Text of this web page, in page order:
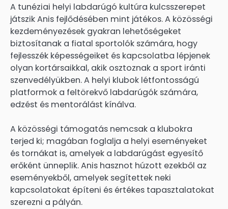
A tunéziai helyi labdarúgó kultúra kulcsszerepet
játszik Anis fejlődésében mint játékos. A közösségi
kezdeményezések gyakran lehetőségeket
biztosítanak a fiatal sportolók számára, hogy
fejlesszék képességeiket és kapcsolatba lépjenek
olyan kortársaikkal, akik osztoznak a sport iránti
szenvedélyükben. A helyi klubok létfontosságú
platformok a feltörekvő labdarúgók számára,
edzést és mentorálást kínálva.
A közösségi támogatás nemcsak a klubokra
terjed ki; magában foglalja a helyi eseményeket
és tornákat is, amelyek a labdarúgást egyesítő
erőként ünneplik. Anis hasznot húzott ezekből az
eseményekből, amelyek segítettek neki
kapcsolatokat építeni és értékes tapasztalatokat
szerezni a pályán.